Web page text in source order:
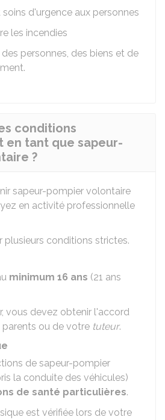
d'urgence aux personnes
les incendies
personnes, des biens et de
conditions
en tant que sapeur-
?
sapeur-pompier volontaire
en activité professionnelle
plusieurs conditions strictes.
minimum 16 ans (21 ans
vous devez obtenir l'accord
ou de votre tuteur.
de sapeur-pompier
la conduite des véhicules)
de santé particulières.
est vérifiée lors de votre